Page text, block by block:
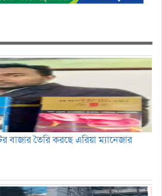
বাজার তৈরি করছে এরিয়া ম্যানেজার